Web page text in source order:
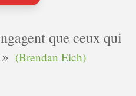
que ceux qui
(Brendan Eich)